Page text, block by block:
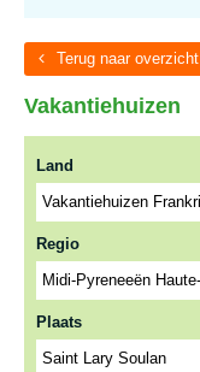
Terug naar overzicht
Vakantiehuizen
Land
Regio
Plaats